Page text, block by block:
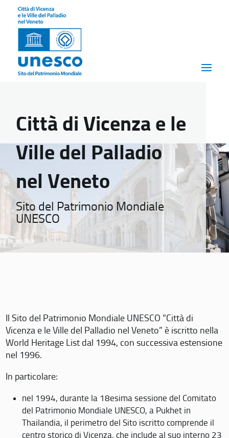
Città di Vicenza e le
Ville del Palladio
nel Veneto
Sito del Patrimonio Mondiale
UNESCO
Il Sito del Patrimonio Mondiale UNESCO “Città di
Vicenza e le Ville del Palladio nel Veneto” è iscritto nella
World Heritage List dal 1994, con successiva estensione
nel 1996.
In particolare:
nel 1994, durante la 18esima sessione del Comitato
del Patrimonio Mondiale UNESCO, a Pukhet in
Thailandia, il perimetro del Sito iscritto comprende il
centro storico di Vicenza, che include al suo interno 23